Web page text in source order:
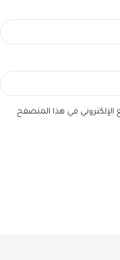
الإلكتروني في هذا المتصفح